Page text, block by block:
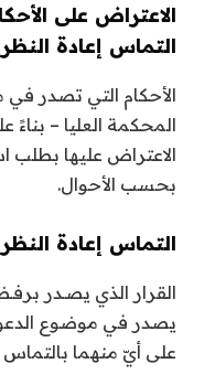
الاعتراض على
التماس إعادة النظر
الأحكام التي تصدر
المحكمة العليا – بناءً
الاعتراض عليها بطلب
بحسب الأحوال.
التماس إعادة
القرار الذي يصـدر
يصدر في موضوع
على أيّ منهما بالتماس